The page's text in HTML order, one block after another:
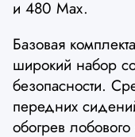
и 480 Max.
Базовая
широкий набор
безопасности.
передних
обогрев